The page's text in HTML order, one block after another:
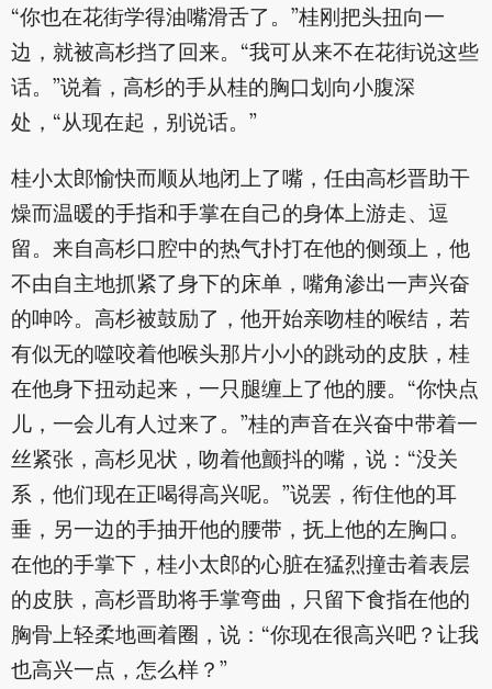
“你也在花街学得油嘴滑舌了。”桂刚把头扭向一
边，就被高杉挡了回来。“我可从来不在花街说这些
话。”说着，高杉的手从桂的胸口划向小腹深
处，“从现在起，别说话。”
桂小太郎愉快而顺从地闭上了嘴，任由高杉晋助干
燥而温暖的手指和手掌在自己的身体上游走、逗
留。来自高杉口腔中的热气扑打在他的侧颈上，他
不由自主地抓紧了身下的床单，嘴角渗出一声兴奋
的呻吟。高杉被鼓励了，他开始亲吻桂的喉结，若
有似无的噬咬着他喉头那片小小的跳动的皮肤，桂
在他身下扭动起来，一只腿缠上了他的腰。“你快点
儿，一会儿有人过来了。”桂的声音在兴奋中带着一
丝紧张，高杉见状，吻着他颤抖的嘴，说：“没关
系，他们现在正喝得高兴呢。”说罢，衔住他的耳
垂，另一边的手抽开他的腰带，抚上他的左胸口。
在他的手掌下，桂小太郎的心脏在猛烈撞击着表层
的皮肤，高杉晋助将手掌弯曲，只留下食指在他的
胸骨上轻柔地画着圈，说：“你现在很高兴吧？让我
也高兴一点，怎么样？”